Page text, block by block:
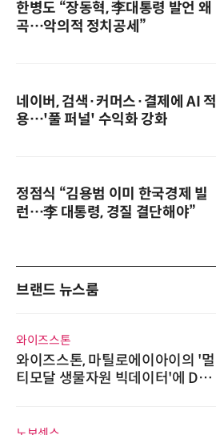
한병도 “장동혁, 李대통령 발언 왜
곡…악의적 정치공세”
네이버, 검색·커머스·결제에 AI 적
용…'풀 퍼널' 수익화 강화
정점식 “김용범 이미 한국경제 빌
런…李 대통령, 경질 결단해야”
브랜드 뉴스룸
와이즈스톤
와이즈스톤, 마틸로에이아이의 '멀
티모달 생물자원 빅데이터'에 DQ